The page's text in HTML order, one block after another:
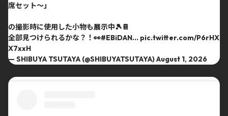
席セット〜」
の撮影時に使用した小物も展示中🎾📔
全部見つけられるかな？！👀#EBiDAN… pic.twitter.com/P6rHX
X7xxH
— SHIBUYA TSUTAYA (@SHIBUYATSUTAYA)August 1, 2026